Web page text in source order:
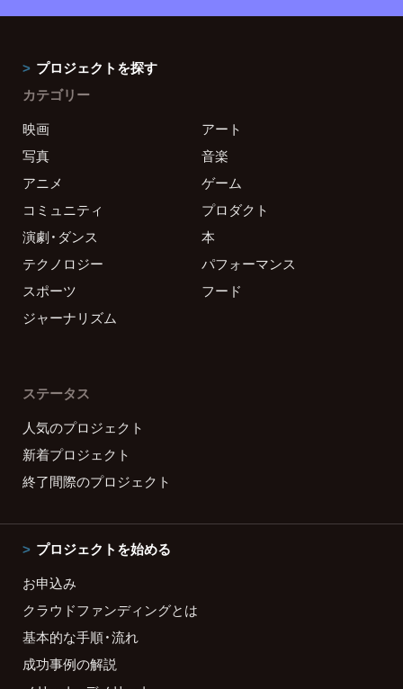
プロジェクトを探す
カテゴリー
映画
アート
写真
音楽
アニメ
ゲーム
コミュニティ
プロダクト
演劇・ダンス
本
テクノロジー
パフォーマンス
スポーツ
フード
ジャーナリズム
ステータス
人気のプロジェクト
新着プロジェクト
終了間際のプロジェクト
プロジェクトを始める
お申込み
クラウドファンディングとは
基本的な手順・流れ
成功事例の解説